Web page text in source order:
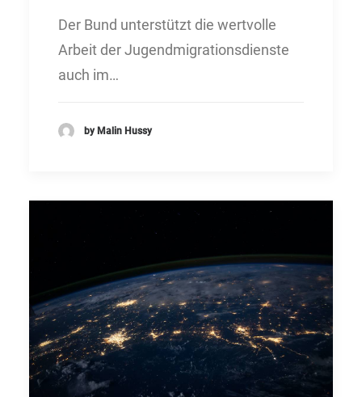
Der Bund unterstützt die wertvolle
Arbeit der Jugendmigrationsdienste
auch im…
by Malin Hussy